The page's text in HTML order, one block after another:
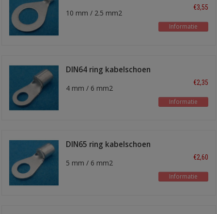
10 mm / 2.5 mm2
€3,55
Informatie
DIN64 ring kabelschoen
4 mm / 6 mm2
€2,35
Informatie
DIN65 ring kabelschoen
5 mm / 6 mm2
€2,60
Informatie